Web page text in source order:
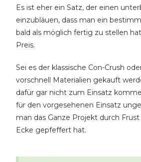
Es ist eher ein Satz, der einen
einzubläuen, dass man ein
bald als möglich fertig zu stellen
Preis.
Sei es der klassische Con-Crush
vorschnell Materialien gekauft
dafür gar nicht zum Einsatz
für den vorgesehenen Einsatz
man das Ganze Projekt durch
Ecke gepfeffert hat.